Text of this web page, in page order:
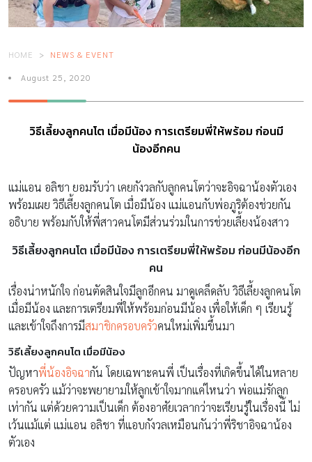
HOME NEWS & EVENT
August 25, 2020
วิธีเลี้ยงลูกคนโต เมื่อมีน้อง การเตรียมพี่ให้พร้อม ก่อนมี
น้องอีกคน
แม่แอน อลิชา ยอมรับว่า เคยกังวลกับลูกคนโตว่าจะอิจฉาน้องตัวเอง
พร้อมเผย วิธีเลี้ยงลูกคนโต เมื่อมีน้อง แม่แอนกับพ่อภูริต้องช่วยกัน
อธิบาย พร้อมกับให้พี่สาวคนโตมีส่วนร่วมในการช่วยเลี้ยงน้องสาว
วิธีเลี้ยงลูกคนโต เมื่อมีน้อง การเตรียมพี่ให้พร้อม ก่อนมีน้องอีก
คน
เรื่องน่าหนักใจ ก่อนตัดสินใจมีลูกอีกคน มาดูเคล็ดลับ วิธีเลี้ยงลูกคนโต
เมื่อมีน้อง และการเตรียมพี่ให้พร้อมก่อนมีน้อง เพื่อให้เด็ก ๆ เรียนรู้
และเข้าใจถึงการมีสมาชิกครอบครัวคนใหม่เพิ่มขึ้นมา
วิธีเลี้ยงลูกคนโต เมื่อมีน้อง
ปัญหาพี่น้องอิจฉากัน โดยเฉพาะคนพี่ เป็นเรื่องที่เกิดขึ้นได้ในหลาย
ครอบครัว แม้ว่าจะพยายามให้ลูกเข้าใจมากแค่ไหนว่า พ่อแม่รักลูก
เท่ากัน แต่ด้วยความเป็นเด็ก ต้องอาศัยเวลากว่าจะเรียนรู้ในเรื่องนี้ ไม่
เว้นแม้แต่ แม่แอน อลิชา ที่แอบกังวลเหมือนกันว่าพี่ริชาอิจฉาน้อง
ตัวเอง